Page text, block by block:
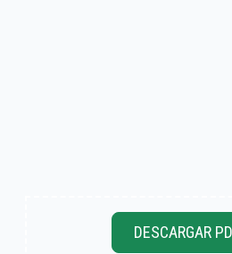
DESCARGAR